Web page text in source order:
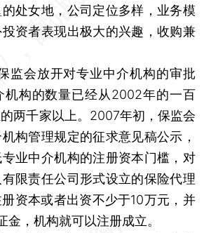
处女地，公司定位多样，业务模
资者表现出极大的兴趣，收购兼
会放开对专业中介机构的审批
机构的数量已经从2002年的一百
两千家以上。2007年初，保监会
构管理规定的征求意见稿公示，
业中介机构的注册资本门槛，对
限责任公司形式设立的保险代理
资本或者出资不少于10万元，并
金，机构就可以注册成立。